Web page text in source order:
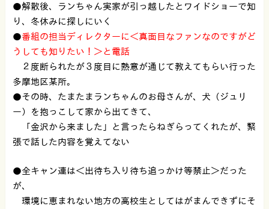
●解散後、ランちゃん実家が引っ越したとワイドショーで知
り、冬休みに探しにいく
●番組の担当ディレクターに＜真面目なファンなのですがど
うしても知りたい！＞と電話
２度断られたが３度目に熱意が通じて教えてもらい行った
多摩地区某所。
●その時、たまたまランちゃんのお母さんが、犬（ジュリ
ー）を抱っこして家から出てきて、
「金沢から来ました」と言ったらねぎらってくれたが、緊
張で話した内容を覚えてない
●全キャン連は＜出待ち入り待ち追っかけ等禁止＞だった
が、
環境に恵まれない地方の高校生としてはがまんできずにそ